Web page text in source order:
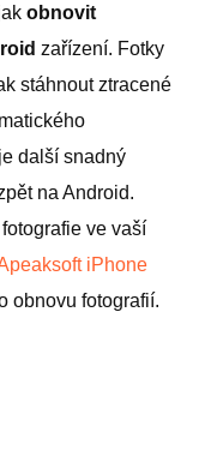
obnovit
zařízení. Fotky
stáhnout ztracené
další snadný
na Android.
ve vaší
iPhone
obnovu fotografií.